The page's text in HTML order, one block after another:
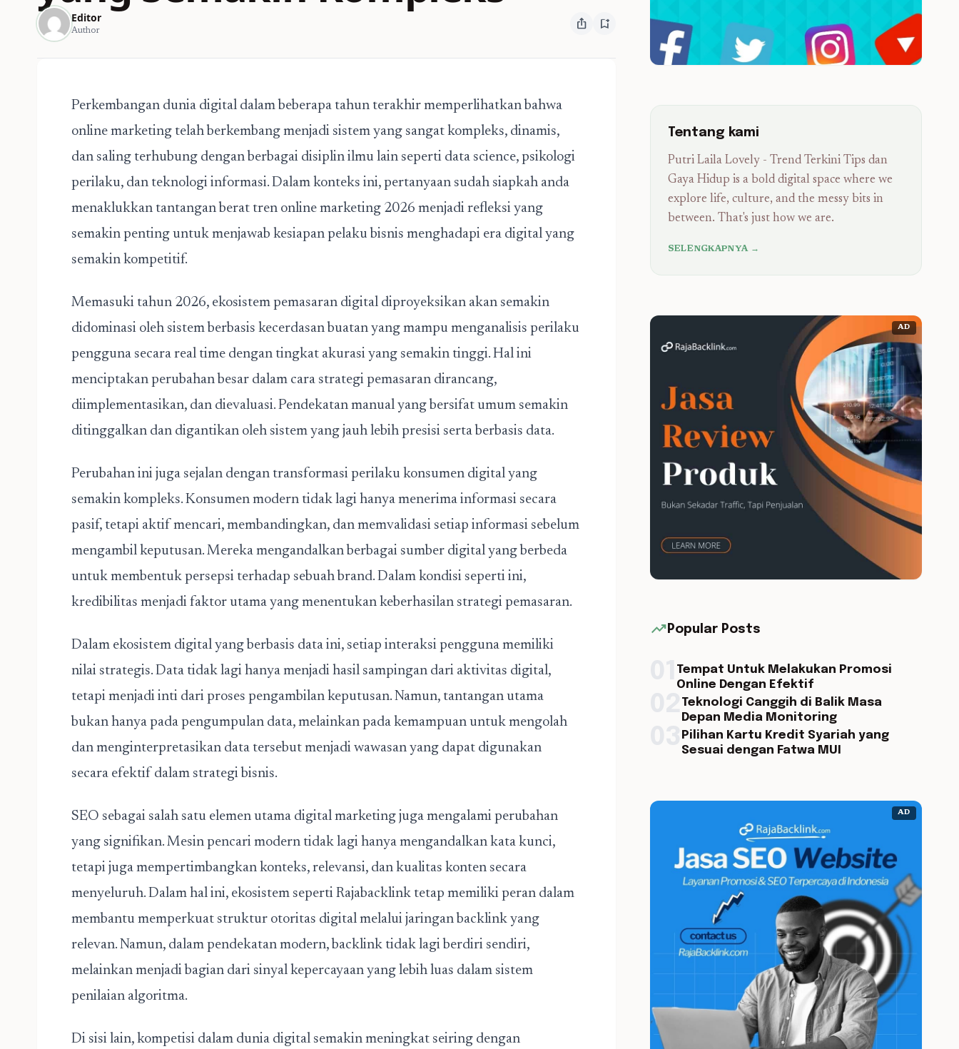
Editor
Author ios_share bookmark_add
Perkembangan dunia digital dalam beberapa tahun terakhir memperlihatkan bahwa
online marketing telah berkembang menjadi sistem yang sangat kompleks, dinamis,
dan saling terhubung dengan berbagai disiplin ilmu lain seperti data science, psikologi
perilaku, dan teknologi informasi. Dalam konteks ini, pertanyaan sudah siapkah anda
menaklukkan tantangan berat tren online marketing 2026 menjadi refleksi yang
semakin penting untuk menjawab kesiapan pelaku bisnis menghadapi era digital yang
semakin kompetitif.
Memasuki tahun 2026, ekosistem pemasaran digital diproyeksikan akan semakin
didominasi oleh sistem berbasis kecerdasan buatan yang mampu menganalisis perilaku
pengguna secara real time dengan tingkat akurasi yang semakin tinggi. Hal ini
menciptakan perubahan besar dalam cara strategi pemasaran dirancang,
diimplementasikan, dan dievaluasi. Pendekatan manual yang bersifat umum semakin
ditinggalkan dan digantikan oleh sistem yang jauh lebih presisi serta berbasis data.
Perubahan ini juga sejalan dengan transformasi perilaku konsumen digital yang
semakin kompleks. Konsumen modern tidak lagi hanya menerima informasi secara
pasif, tetapi aktif mencari, membandingkan, dan memvalidasi setiap informasi sebelum
mengambil keputusan. Mereka mengandalkan berbagai sumber digital yang berbeda
untuk membentuk persepsi terhadap sebuah brand. Dalam kondisi seperti ini,
kredibilitas menjadi faktor utama yang menentukan keberhasilan strategi pemasaran.
Dalam ekosistem digital yang berbasis data ini, setiap interaksi pengguna memiliki
nilai strategis. Data tidak lagi hanya menjadi hasil sampingan dari aktivitas digital,
tetapi menjadi inti dari proses pengambilan keputusan. Namun, tantangan utama
bukan hanya pada pengumpulan data, melainkan pada kemampuan untuk mengolah
dan menginterpretasikan data tersebut menjadi wawasan yang dapat digunakan
secara efektif dalam strategi bisnis.
SEO sebagai salah satu elemen utama digital marketing juga mengalami perubahan
yang signifikan. Mesin pencari modern tidak lagi hanya mengandalkan kata kunci,
tetapi juga mempertimbangkan konteks, relevansi, dan kualitas konten secara
menyeluruh. Dalam hal ini, ekosistem seperti Rajabacklink tetap memiliki peran dalam
membantu memperkuat struktur otoritas digital melalui jaringan backlink yang
relevan. Namun, dalam pendekatan modern, backlink tidak lagi berdiri sendiri,
melainkan menjadi bagian dari sinyal kepercayaan yang lebih luas dalam sistem
penilaian algoritma.
Di sisi lain, kompetisi dalam dunia digital semakin meningkat seiring dengan
Tentang kami
Putri Laila Lovely - Trend Terkini Tips dan
Gaya Hidup is a bold digital space where we
explore life, culture, and the messy bits in
between. That's just how we are.
SELENGKAPNYA →
AD
trending_up Popular Posts
Tempat Untuk Melakukan Promosi
Online Dengan Efektif
Teknologi Canggih di Balik Masa
Depan Media Monitoring
Pilihan Kartu Kredit Syariah yang
Sesuai dengan Fatwa MUI
AD